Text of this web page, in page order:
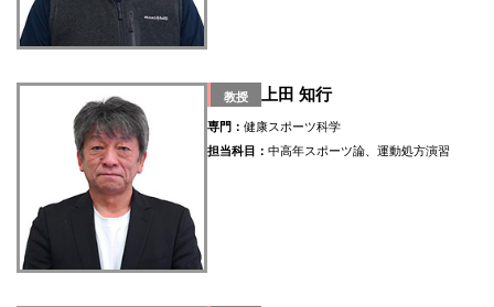
教授 上田 知行
専門：健康スポーツ科学
担当科目：中高年スポーツ論、運動処方演習